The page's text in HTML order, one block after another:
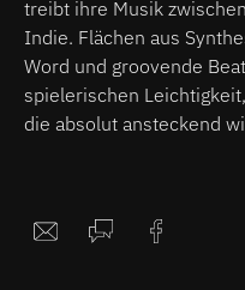
treibt ihre Musik
Indie. Flächen aus
Word und groovende
spielerischen
die absolut ansteckend